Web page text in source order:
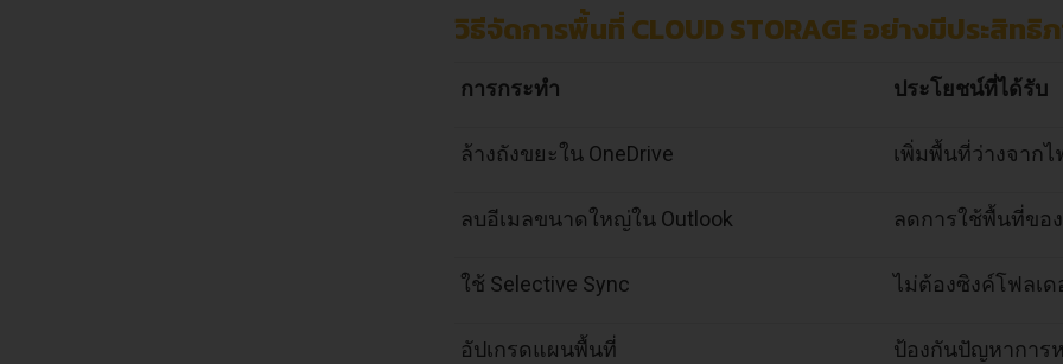
วิธีจัดการพื้นที่ CLOUD STORAGE อย่างมีประสิทธิ
การกระทำ ประโยชน์ที่ได้รับ
ล้างถังขยะใน OneDrive เพิ่มพื้นที่ว่างจาก
ลบอีเมลขนาดใหญ่ใน Outlook ลดการใช้พื้นที่ขอ
ใช้ Selective Sync ไม่ต้องซิงค์โฟลเด
อัปเกรดแผนพื้นที่ ป้องกันปัญหาการ